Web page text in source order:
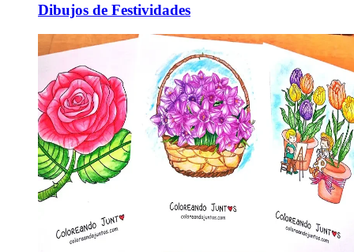
Dibujos de Festividades